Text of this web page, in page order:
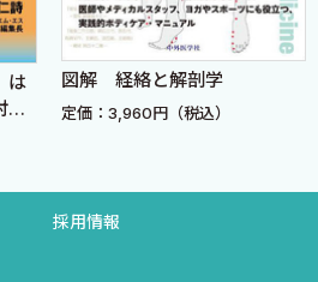
は
策
図解 経絡と解剖学
定価：3,960円（税込）
採用情報